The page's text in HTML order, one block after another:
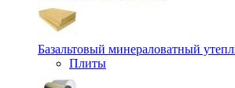
Базальтовый минераловатный
Плиты